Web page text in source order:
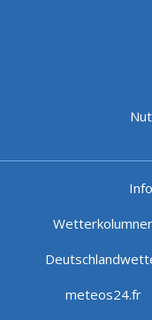
meteos24.fr